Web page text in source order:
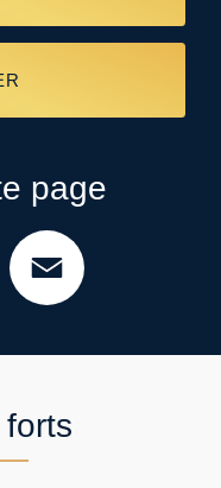
page